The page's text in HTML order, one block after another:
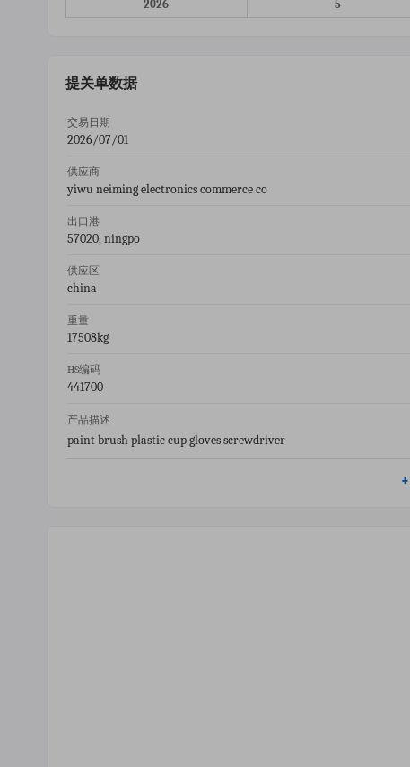
2026
5
提关单数据
交易日期
2026/07/01
供应商
yiwu neiming electronics commerce co
出口港
57020, ningpo
供应区
china
重量
17508kg
HS编码
441700
产品描述
paint brush plastic cup gloves screwdriver
+